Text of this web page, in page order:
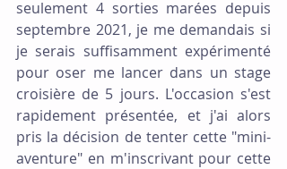
seulement 4 sorties marées depuis
septembre 2021, je me demandais si
je serais suffisamment expérimenté
pour oser me lancer dans un stage
croisière de 5 jours. L'occasion s'est
rapidement présentée, et j'ai alors
pris la décision de tenter cette "mini-
aventure" en m'inscrivant pour cette